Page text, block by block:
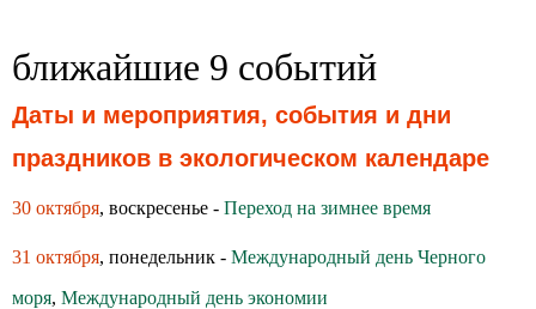
ближайшие 9 событий
Даты и мероприятия, события и дни
праздников в экологическом календаре
30 октября, воскресенье - Переход на зимнее время
31 октября, понедельник - Международный день Черного
моря, Международный день экономии